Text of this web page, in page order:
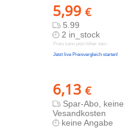
5,99 €
5.99
2 in_stock
Preis kann jetzt höher sein
Jetzt live Preisvergleich starten!
6,13 €
Spar-Abo, keine
Vesandkosten
keine Angabe